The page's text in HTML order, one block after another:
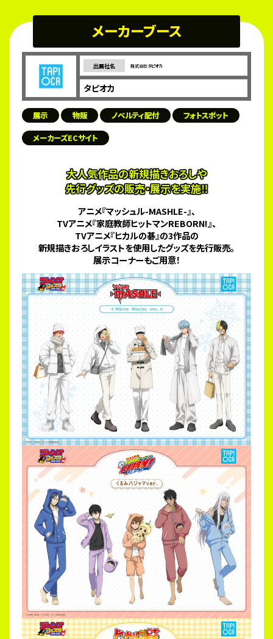
メーカーブース
出展社名 株式会社タピオカ
タピオカ
展示 物販 ノベルティ配付 フォトスポット
メーカーズECサイト
大人気作品の新規描きおろしや
先行グッズの販売・展示を実施‼
アニメ『マッシュル-MASHLE-』、
TVアニメ『家庭教師ヒットマンREBORN!』、
TVアニメ『ヒカルの碁』の3作品の
新規描きおろしイラストを使用したグッズを先行販売。
展示コーナーもご用意！